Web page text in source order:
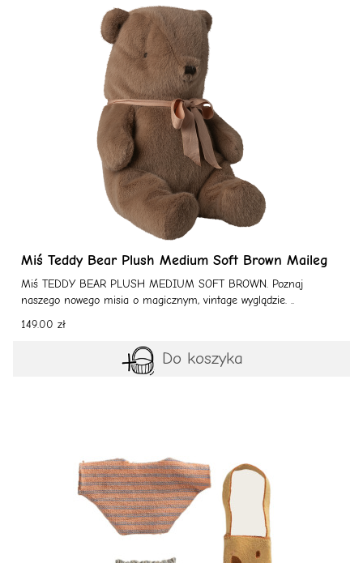
Miś Teddy Bear Plush Medium Soft Brown Maileg
Miś TEDDY BEAR PLUSH MEDIUM SOFT BROWN. Poznaj
naszego nowego misia o magicznym, vintage wyglądzie. ..
149.00 zł
Do koszyka